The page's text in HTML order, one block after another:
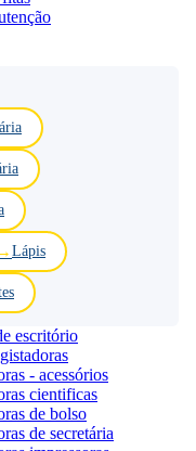
Lápis
escritório
- acessórios
cientificas
de bolso
de secretária